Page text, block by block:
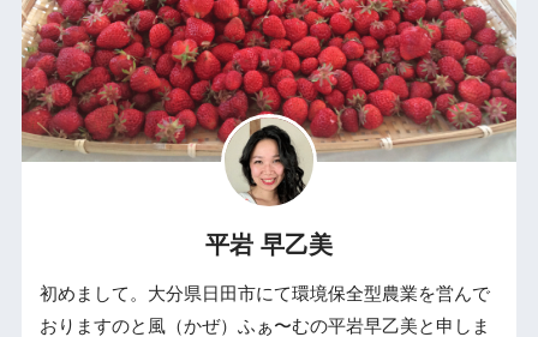
平岩 早乙美
初めまして。大分県日田市にて環境保全型農業を営んで
おりますのと風（かぜ）ふぁ〜むの平岩早乙美と申しま